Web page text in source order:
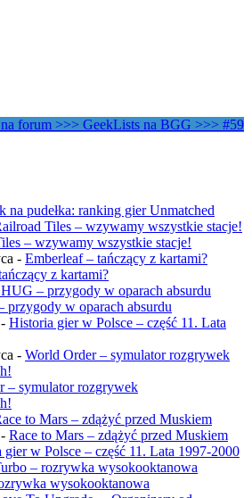
forum >>> GeekLists na BGG >>> #59
na pudełka: ranking gier Unmatched
Tiles – wzywamy wszystkie stacje!
– wzywamy wszystkie stacje!
- Emberleaf – tańczący z kartami?
z kartami?
– przygody w oparach absurdu
przygody w oparach absurdu
- Historia gier w Polsce – część 11. Lata
- World Order – symulator rozgrywek
– symulator rozgrywek
to Mars – zdążyć przed Muskiem
- Race to Mars – zdążyć przed Muskiem
gier w Polsce – część 11. Lata 1997-2000
– rozrywka wysokooktanowa
wysokooktanowa